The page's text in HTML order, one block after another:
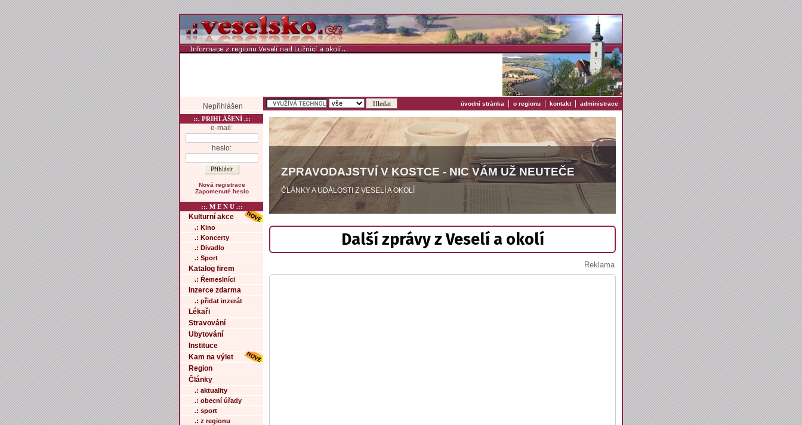
Nepřihlášen úvodní stránka | o regionu | kontakt| administrace
::. PRIHLÁŠENÍ .::
e-mail:
heslo:
Nová registrace
Zapomenuté heslo
::. M E N U .::
Kulturní akce
.: Kino
.: Koncerty
.: Divadlo
.: Sport
Katalog firem
.: Řemeslníci
Inzerce zdarma
.: přidat inzerát
Lékaři
Stravování
Ubytování
Instituce
Kam na výlet
Region
Články
.: aktuality
.: obecní úřady
.: sport
.: z regionu
ZPRAVODAJSTVÍ V KOSTCE - NIC VÁM UŽ NEUTEČE
ČLÁNKY A UDÁLOSTI Z VESELÍ A OKOLÍ
Další zprávy z Veselí a okolí
Reklama